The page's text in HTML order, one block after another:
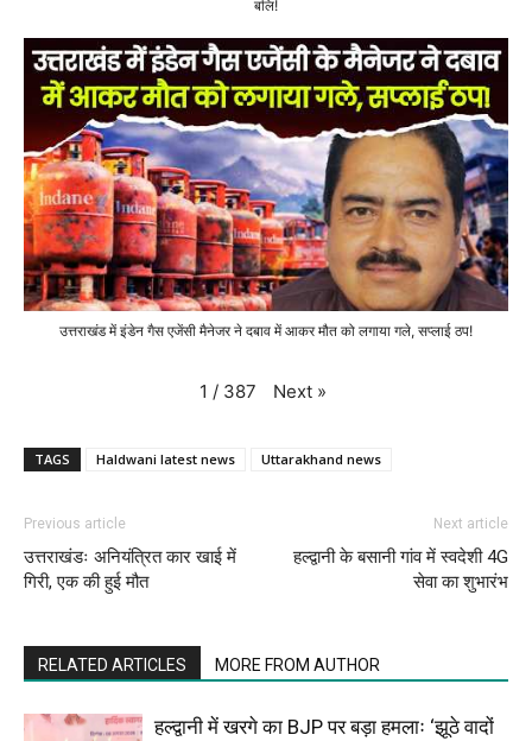
बलि!
उत्तराखंड में इंडेन गैस एजेंसी मैनेजर ने दबाव में आकर मौत को लगाया गले, सप्लाई ठप!
1 / 387 Next »
TAGS Haldwani latest news Uttarakhand news
Previous article
उत्तराखंडः अनियंत्रित कार खाई में
गिरी, एक की हुई मौत
Next article
हल्द्वानी के बसानी गांव में स्वदेशी 4G
सेवा का शुभारंभ
RELATED ARTICLES MORE FROM AUTHOR
हल्द्वानी में खरगे का BJP पर बड़ा हमलाः ‘झूठे वादों